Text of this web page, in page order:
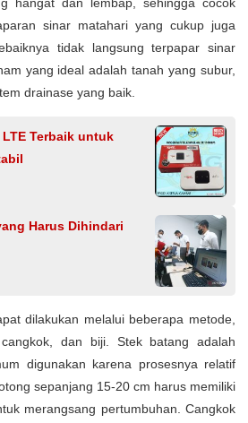
sinar matahari yang cukup juga
tidak langsung terpapar sinar
yang ideal adalah tanah yang subur,
drainase yang baik.
Terbaik untuk
Harus Dihindari
dilakukan melalui beberapa metode,
dan biji. Stek batang adalah
digunakan karena prosesnya relatif
sepanjang 15-20 cm harus memiliki
merangsang pertumbuhan. Cangkok